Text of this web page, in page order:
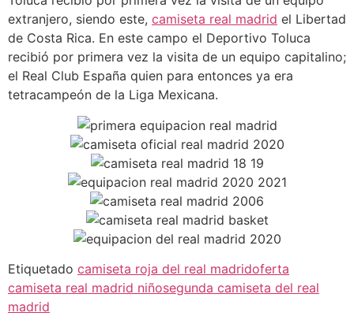
extranjero, siendo este, camiseta real madrid el Libertad
de Costa Rica. En este campo el Deportivo Toluca
recibió por primera vez la visita de un equipo capitalino;
el Real Club España quien para entonces ya era
tetracampeón de la Liga Mexicana.
Etiquetado camiseta roja del real madridoferta
camiseta real madrid niñosegunda camiseta del real
madrid